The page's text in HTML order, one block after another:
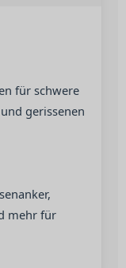
für schwere
gerissenen
mehr für